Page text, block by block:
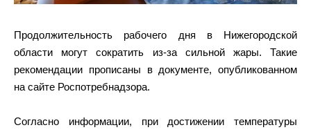
Продолжительность рабочего дня в Нижегородской
области могут сократить из-за сильной жары. Такие
рекомендации прописаны в документе, опубликованном
на сайте Роспотребнадзора.
Согласно информации, при достижении температуры